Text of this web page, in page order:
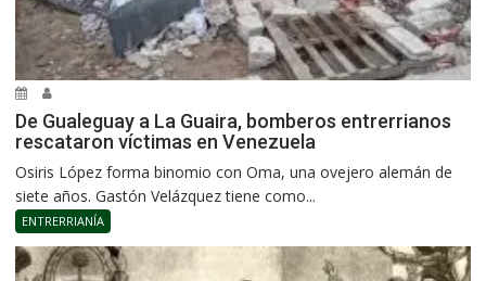
De Gualeguay a La Guaira, bomberos entrerrianos
rescataron víctimas en Venezuela
Osiris López forma binomio con Oma, una ovejero alemán de
siete años. Gastón Velázquez tiene como...
ENTRERRIANÍA